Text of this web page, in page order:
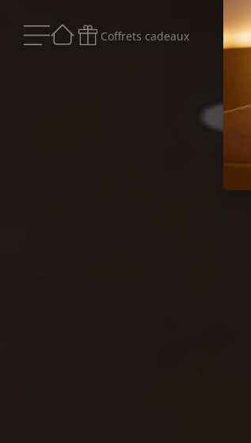
Coffrets cadeaux